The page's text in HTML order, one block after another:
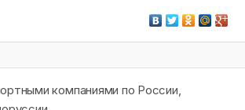
компаниями по России,